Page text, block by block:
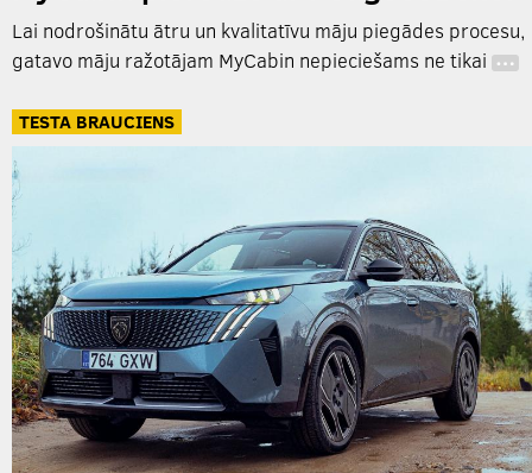
Lai nodrošinātu ātru un kvalitatīvu māju piegādes procesu,
gatavo māju ražotājam MyCabin nepieciešams ne tikai …
TESTA BRAUCIENS